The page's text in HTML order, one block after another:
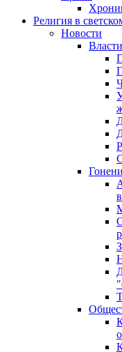
Религия в
Новости
Власти